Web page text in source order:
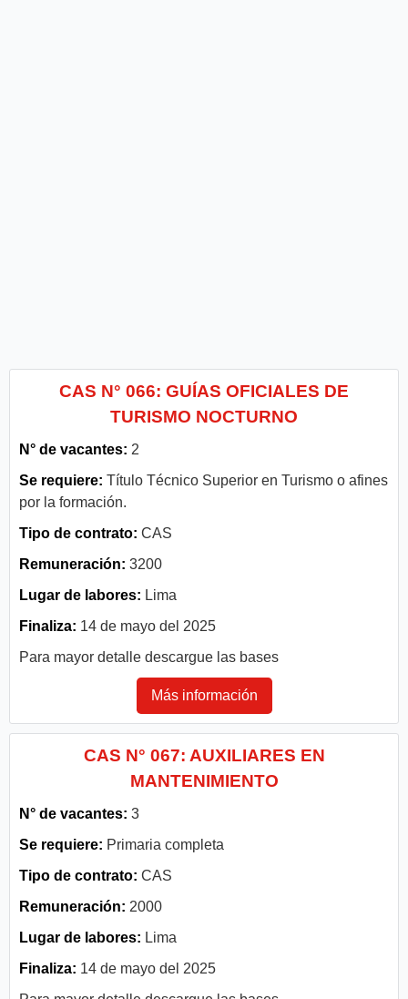
CAS N° 066: GUÍAS OFICIALES DE
TURISMO NOCTURNO
N° de vacantes: 2
Se requiere: Título Técnico Superior en Turismo o afines
por la formación.
Tipo de contrato: CAS
Remuneración: 3200
Lugar de labores: Lima
Finaliza: 14 de mayo del 2025
Para mayor detalle descargue las bases
Más información
CAS N° 067: AUXILIARES EN
MANTENIMIENTO
N° de vacantes: 3
Se requiere: Primaria completa
Tipo de contrato: CAS
Remuneración: 2000
Lugar de labores: Lima
Finaliza: 14 de mayo del 2025